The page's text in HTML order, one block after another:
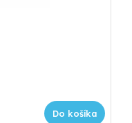
Do košíka